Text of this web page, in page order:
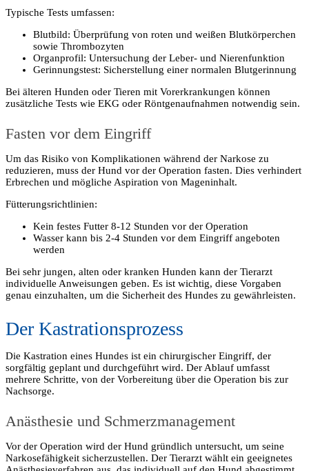
Typische Tests umfassen:
Blutbild: Überprüfung von roten und weißen Blutkörperchen
sowie Thrombozyten
Organprofil: Untersuchung der Leber- und Nierenfunktion
Gerinnungstest: Sicherstellung einer normalen Blutgerinnung
Bei älteren Hunden oder Tieren mit Vorerkrankungen können
zusätzliche Tests wie EKG oder Röntgenaufnahmen notwendig sein.
Fasten vor dem Eingriff
Um das Risiko von Komplikationen während der Narkose zu
reduzieren, muss der Hund vor der Operation fasten. Dies verhindert
Erbrechen und mögliche Aspiration von Mageninhalt.
Fütterungsrichtlinien:
Kein festes Futter 8-12 Stunden vor der Operation
Wasser kann bis 2-4 Stunden vor dem Eingriff angeboten
werden
Bei sehr jungen, alten oder kranken Hunden kann der Tierarzt
individuelle Anweisungen geben. Es ist wichtig, diese Vorgaben
genau einzuhalten, um die Sicherheit des Hundes zu gewährleisten.
Der Kastrationsprozess
Die Kastration eines Hundes ist ein chirurgischer Eingriff, der
sorgfältig geplant und durchgeführt wird. Der Ablauf umfasst
mehrere Schritte, von der Vorbereitung über die Operation bis zur
Nachsorge.
Anästhesie und Schmerzmanagement
Vor der Operation wird der Hund gründlich untersucht, um seine
Narkosefähigkeit sicherzustellen. Der Tierarzt wählt ein geeignetes